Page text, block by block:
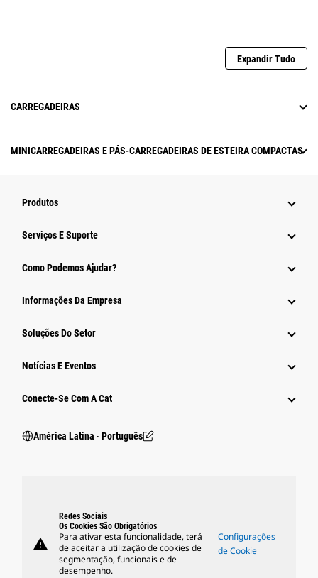
Expandir Tudo
CARREGADEIRAS
MINICARREGADEIRAS E PÁS-CARREGADEIRAS DE ESTEIRA COMPACTAS
Produtos
Serviços E Suporte
Como Podemos Ajudar?
Informações Da Empresa
Soluções Do Setor
Notícias E Eventos
Conecte-Se Com A Cat
América Latina ‧ Português
warning
Redes Sociais
Os Cookies São Obrigatórios
Para ativar esta funcionalidade, terá
de aceitar a utilização de cookies de
segmentação, funcionais e de
desempenho.
Configurações
de Cookie